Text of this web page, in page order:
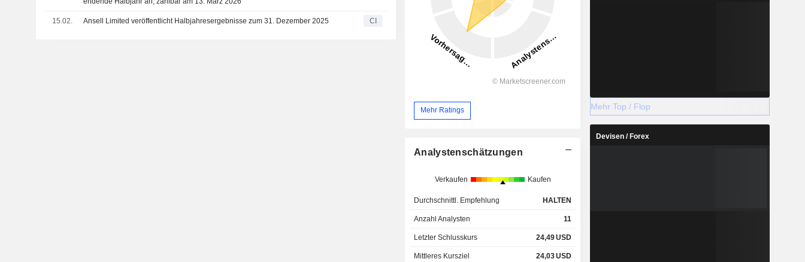
15.02. Ansell Limited veröffentlicht Halbjahresergebnisse zum 31. Dezember 2025 CI
Mehr Ratings
Analystenschätzungen
Verkaufen Kaufen
Durchschnittl. Empfehlung HALTEN
Anzahl Analysten 11
Letzter Schlusskurs 24,49USD
Mittleres Kursziel 24,03USD
Mehr Top / Flop
Devisen / Forex